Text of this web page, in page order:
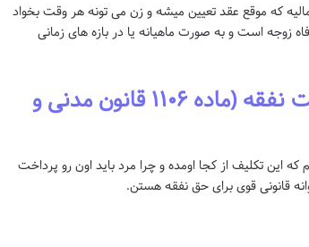
که موقع عقد تعیین میشه و زن می تونه هر وقت بخواد
زوجه است و به صورت ماهیانه یا در بازه های زمانی
از کجا اومده؟ مبنای قانونی تکلیف پرداخت نفقه (ماده ۱۱۰۶ قانون مدنی و
این تکلیف از کجا اومده و چرا مرد باید اون رو پرداخت
قانونی قوی برای حق نفقه هستن.